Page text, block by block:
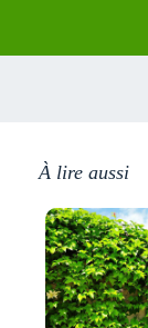
À lire aussi